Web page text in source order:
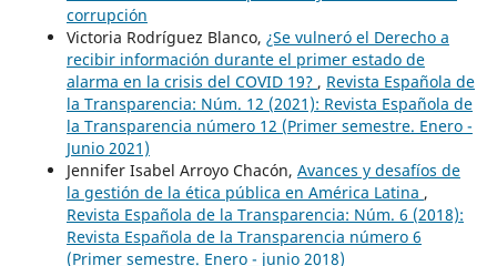
corrupción
Victoria Rodríguez Blanco, ¿Se vulneró el Derecho a
recibir información durante el primer estado de
alarma en la crisis del COVID 19? , Revista Española de
la Transparencia: Núm. 12 (2021): Revista Española de
la Transparencia número 12 (Primer semestre. Enero -
Junio 2021)
Jennifer Isabel Arroyo Chacón, Avances y desafíos de
la gestión de la ética pública en América Latina ,
Revista Española de la Transparencia: Núm. 6 (2018):
Revista Española de la Transparencia número 6
(Primer semestre. Enero - junio 2018)